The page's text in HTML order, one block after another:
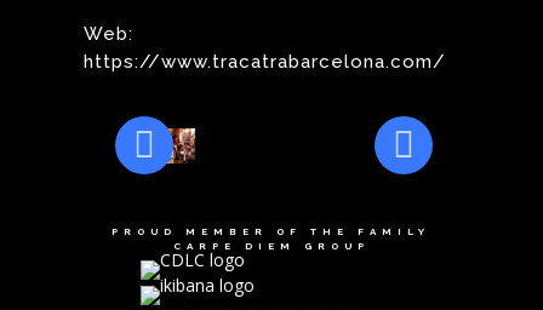
Web:
https://www.tracatrabarcelona.com/
PROUD MEMBER OF THE FAMILY
CARPE DIEM GROUP